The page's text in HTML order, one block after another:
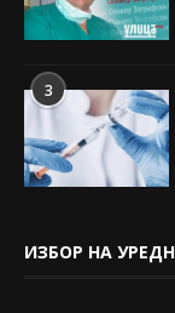
3
ИЗБОР НА